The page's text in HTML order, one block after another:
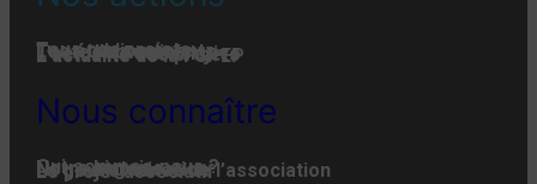
Tous nos projets
Les établissements
Toute l’actualité
L'actualité associative
L’actualité des projets
L’actualité de la FGPEP
Nous connaître
Qui-sommes-nous ?
Notre histoire
Notre organisation
La gouvernance de l’association
Le projet associatif